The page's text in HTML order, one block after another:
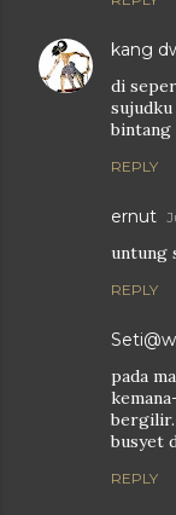
kang
di
bintang
REPLY
ernut
untung
REPLY
pada
bergilir.
busyet
REPLY